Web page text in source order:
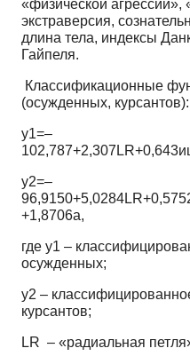
«физической агрессии»,
экстраверсия,
длина тела, индексы
Гайпеля.
Классификационные
(осужденных, курсантов):
у1=–
у2=–
+1,8706a,
где y1 –
осужденных;
y2 –
курсантов;
LR – «радиальная